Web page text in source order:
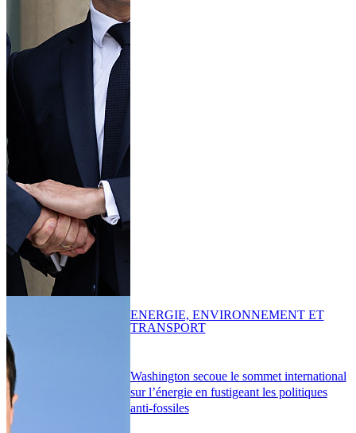
Washington secoue le sommet international
sur l’énergie en fustigeant les politiques
anti-fossiles
ENERGIE, ENVIRONNEMENT ET
TRANSPORT